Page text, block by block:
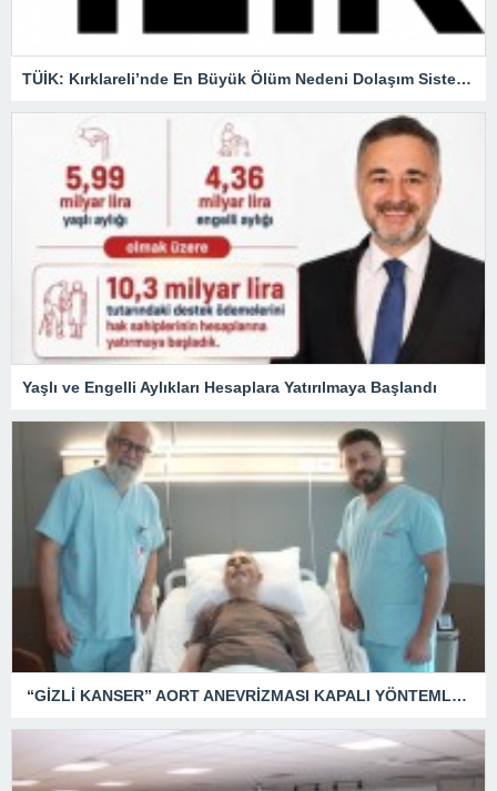
TÜİK: Kırklareli’nde En Büyük Ölüm Nedeni Dolaşım Sistemi Hastalıkları
Yaşlı ve Engelli Aylıkları Hesaplara Yatırılmaya Başlandı
“GİZLİ KANSER” AORT ANEVRİZMASI KAPALI YÖNTEMLE TEDAVİ EDİLDİ